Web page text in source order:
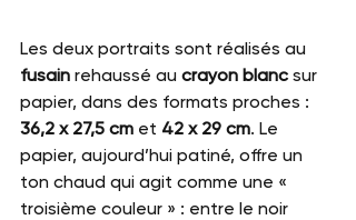
Les deux portraits sont réalisés au
fusain rehaussé au crayon blanc sur
papier, dans des formats proches :
36,2 x 27,5 cm et 42 x 29 cm. Le
papier, aujourd’hui patiné, offre un
ton chaud qui agit comme une «
troisième couleur » : entre le noir